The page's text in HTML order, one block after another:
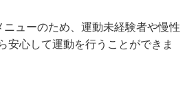
ューのため、運動未経験者や慢性
安心して運動を行うことができま